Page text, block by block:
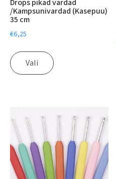
Drops pikad vardad
/Kampsunivardad (Kasepuu)
35 cm
€6,25
Vali